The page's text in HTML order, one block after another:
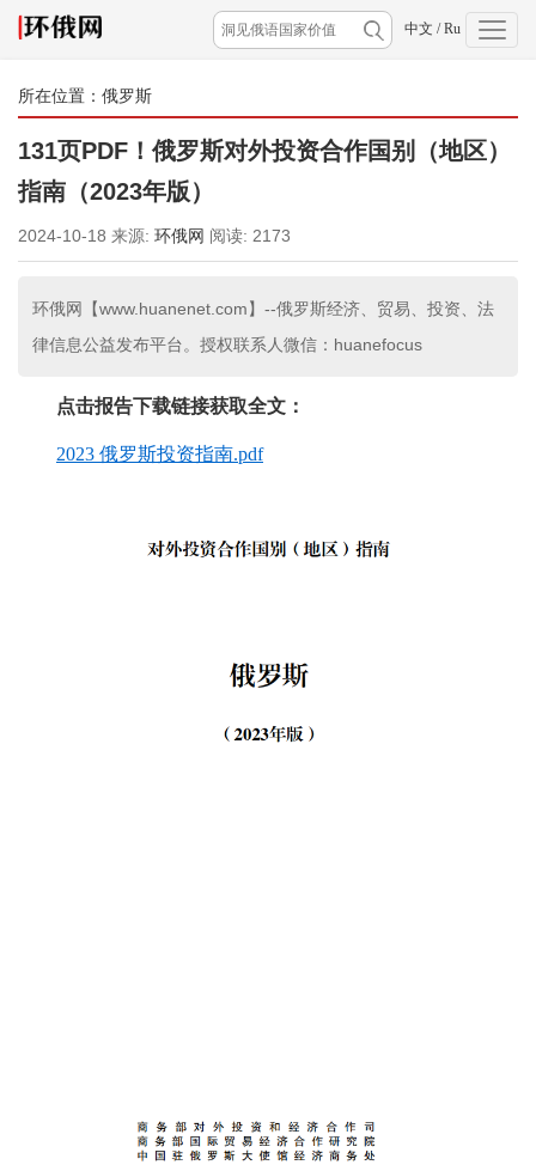
中文 / Ru
所在位置： 俄罗斯
131页PDF！俄罗斯对外投资合作国别（地区）
指南（2023年版）
2024-10-18 来源: 环俄网 阅读: 2173
环俄网【www.huanenet.com】--俄罗斯经济、贸易、投资、法
律信息公益发布平台。授权联系人微信：huanefocus
点击报告下载链接获取全文：
2023 俄罗斯投资指南.pdf